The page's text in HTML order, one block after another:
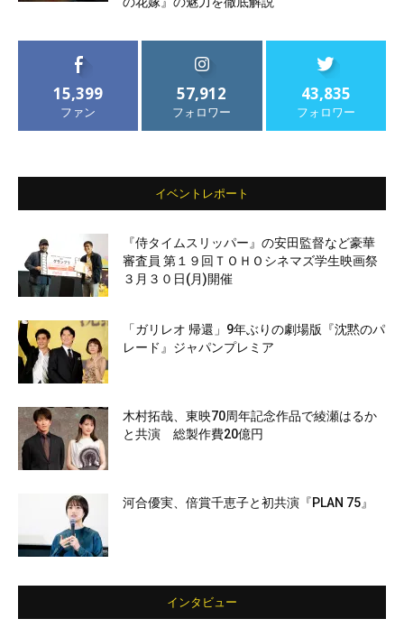
15,399
ファン
57,912
フォロワー
43,835
フォロワー
イベントレポート
『侍タイムスリッパー』の安田監督など豪華
審査員 第１９回ＴＯＨＯシネマズ学生映画祭
３月３０日(月)開催
「ガリレオ 帰還」9年ぶりの劇場版『沈黙のパ
レード』ジャパンプレミア
木村拓哉、東映70周年記念作品で綾瀬はるか
と共演 総製作費20億円
河合優実、倍賞千恵子と初共演『PLAN 75』
インタビュー